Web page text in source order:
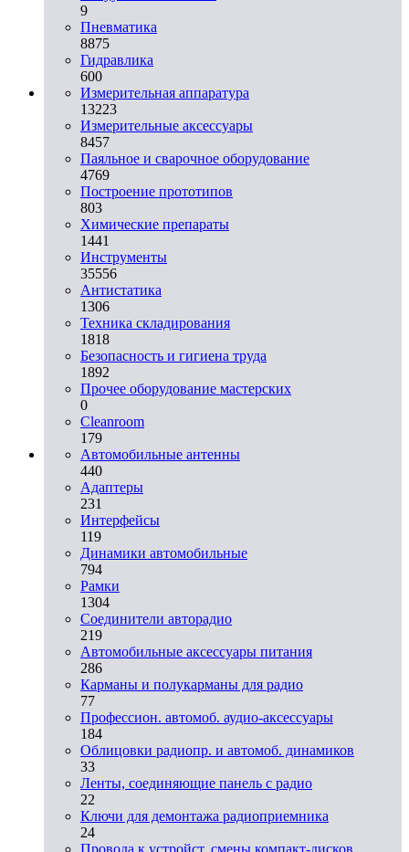
9
Пневматика
8875
Гидравлика
600
Измерительная аппаратура
13223
Измерительные аксессуары
8457
Паяльное и сварочное оборудование
4769
Построение прототипов
803
Химические препараты
1441
Инструменты
35556
Aнтистатика
1306
Техника складирования
1818
Безопасность и гигиена труда
1892
Прочее оборудование мастерских
0
Cleanroom
179
Автомобильные антенны
440
Адаптеры
231
Интерфейсы
119
Динамики автомобильные
794
Рамки
1304
Соединители авторадио
219
Автомобильные аксессуары питания
286
Карманы и полукарманы для радио
77
Профессион. автомоб. аудио-аксессуары
184
Облицовки радиопр. и автомоб. динамиков
33
Ленты, соединяющие панель с радио
22
Ключи для демонтажа радиоприемника
24
Провода к устройст. смены компакт-дисков